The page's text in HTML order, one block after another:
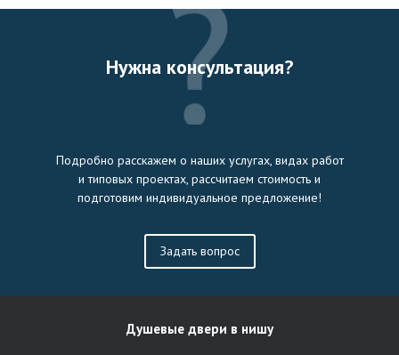
Нужна консультация?
Подробно расскажем о наших услугах, видах работ
и типовых проектах, рассчитаем стоимость и
подготовим индивидуальное предложение!
Задать вопрос
Душевые двери в нишу